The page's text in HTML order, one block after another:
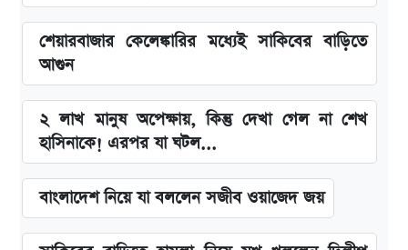
শেয়ারবাজার কেলেঙ্কারির মধ্যেই সাকিবের বাড়িতে
আগুন
২ লাখ মানুষ অপেক্ষায়, কিন্তু দেখা গেল না শেখ
হাসিনাকে! এরপর যা ঘটল...
বাংলাদেশ নিয়ে যা বললেন সজীব ওয়াজেদ জয়